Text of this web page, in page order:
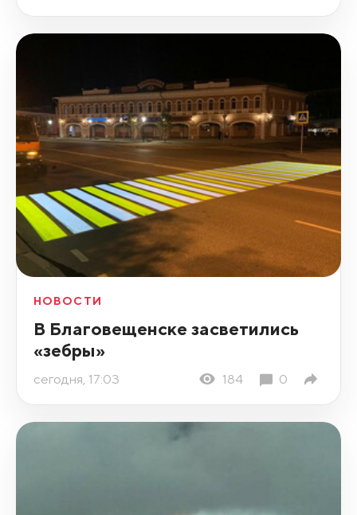
НОВОСТИ
В Благовещенске засветились
«зебры»
сегодня, 17:03 184 0